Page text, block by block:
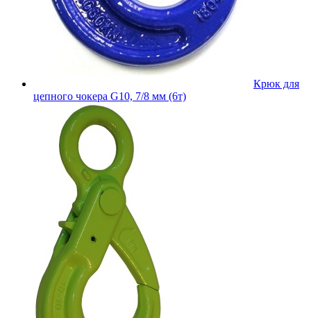
Крюк для
цепного чокера G10, 7/8 мм (6т)